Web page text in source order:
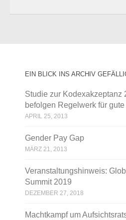
EIN BLICK INS ARCHIV
Studie zur Kodexakzeptanz
befolgen Regelwerk für
APRIL 25, 2013
Gender Pay Gap
MÄRZ 21, 2013
Veranstaltungshinweis:
Summit 2019
DEZEMBER 27, 2018
Machtkampf um